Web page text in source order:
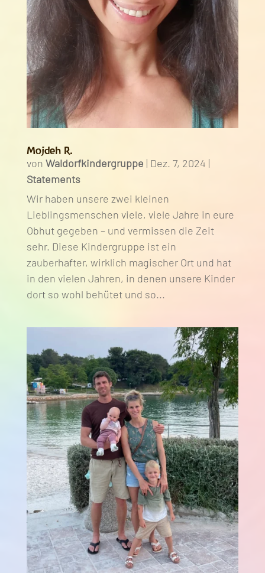
Mojdeh R.
von Waldorfkindergruppe | Dez. 7, 2024 |
Statements
Wir haben unsere zwei kleinen
Lieblingsmenschen viele, viele Jahre in eure
Obhut gegeben – und vermissen die Zeit
sehr. Diese Kindergruppe ist ein
zauberhafter, wirklich magischer Ort und hat
in den vielen Jahren, in denen unsere Kinder
dort so wohl behütet und so...